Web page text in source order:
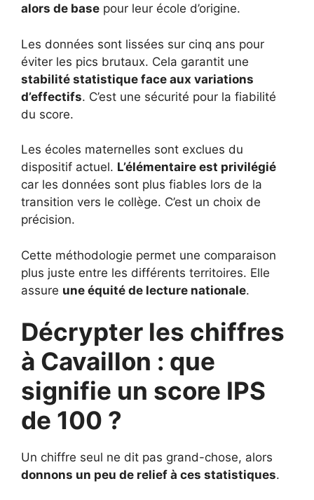
alors de base pour leur école d’origine.
Les données sont lissées sur cinq ans pour
éviter les pics brutaux. Cela garantit une
stabilité statistique face aux variations
d’effectifs. C’est une sécurité pour la fiabilité
du score.
Les écoles maternelles sont exclues du
dispositif actuel. L’élémentaire est privilégié
car les données sont plus fiables lors de la
transition vers le collège. C’est un choix de
précision.
Cette méthodologie permet une comparaison
plus juste entre les différents territoires. Elle
assure une équité de lecture nationale.
Décrypter les chiffres
à Cavaillon : que
signifie un score IPS
de 100 ?
Un chiffre seul ne dit pas grand-chose, alors
donnons un peu de relief à ces statistiques.